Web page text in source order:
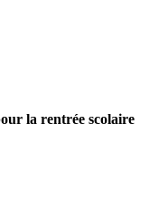
la rentrée scolaire